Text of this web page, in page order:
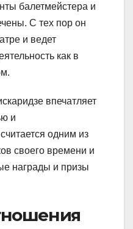
балетмейстера и
С тех пор он
и ведет
как в
впечатляет
и
одним из
своего времени и
награды и призы